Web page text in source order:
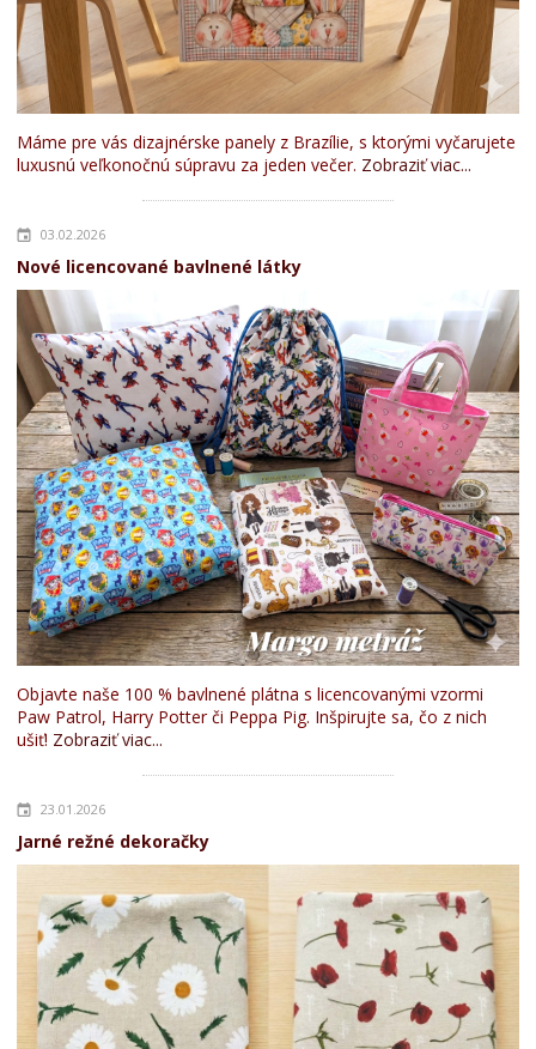
Máme pre vás dizajnérske panely z Brazílie, s ktorými vyčarujete
luxusnú veľkonočnú súpravu za jeden večer. Zobraziť viac...
03.02.2026
Nové licencované bavlnené látky
Objavte naše 100 % bavlnené plátna s licencovanými vzormi
Paw Patrol, Harry Potter či Peppa Pig. Inšpirujte sa, čo z nich
ušiť! Zobraziť viac...
23.01.2026
Jarné režné dekoračky